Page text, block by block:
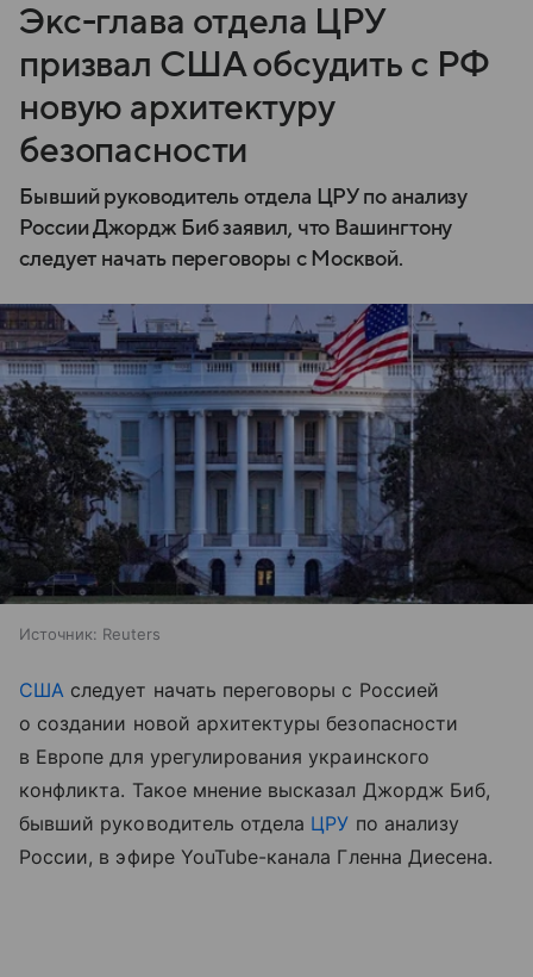
Экс-глава отдела ЦРУ
призвал США обсудить с РФ
новую архитектуру
безопасности
Бывший руководитель отдела ЦРУ по анализу
России Джордж Биб заявил, что Вашингтону
следует начать переговоры с Москвой.
Источник: Reuters
США следует начать переговоры с Россией
о создании новой архитектуры безопасности
в Европе для урегулирования украинского
конфликта. Такое мнение высказал Джордж Биб,
бывший руководитель отдела ЦРУ по анализу
России, в эфире YouTube-канала Гленна Диесена.